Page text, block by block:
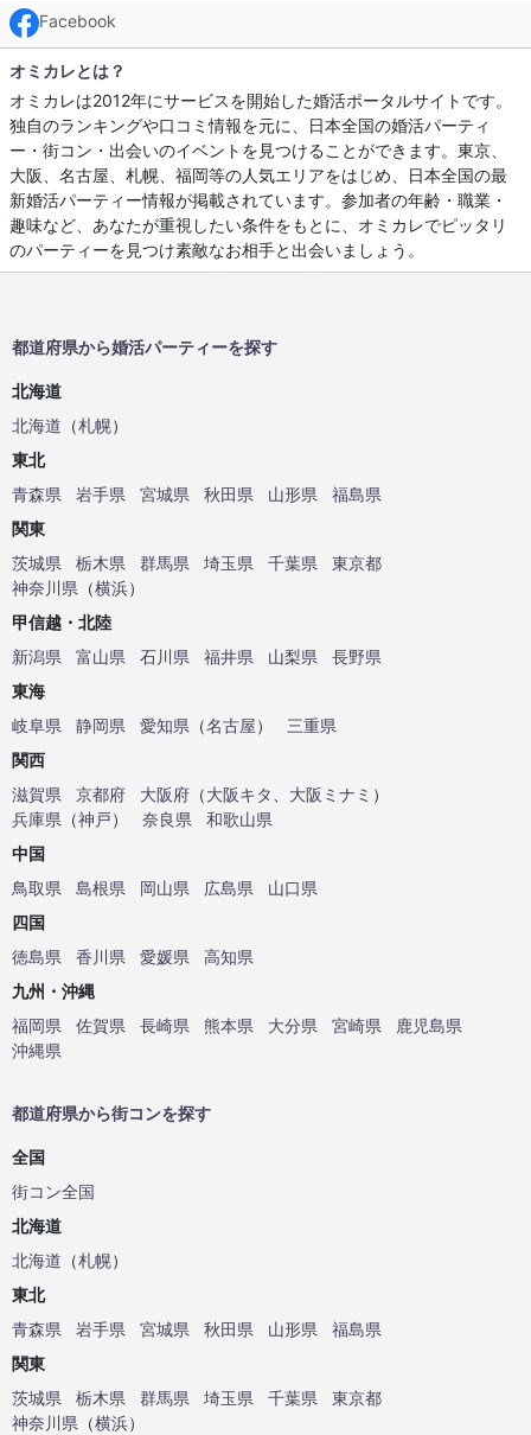
Facebook
オミカレとは？
オミカレは2012年にサービスを開始した婚活ポータルサイトです。
独自のランキングや口コミ情報を元に、日本全国の婚活パーティ
ー・街コン・出会いのイベントを見つけることができます。東京、
大阪、名古屋、札幌、福岡等の人気エリアをはじめ、日本全国の最
新婚活パーティー情報が掲載されています。参加者の年齢・職業・
趣味など、あなたが重視したい条件をもとに、オミカレでピッタリ
のパーティーを見つけ素敵なお相手と出会いましょう。
都道府県から婚活パーティーを探す
北海道
北海道 （札幌）
東北
青森県
岩手県 宮城県 秋田県 山形県
福島県
関東
茨城県
栃木県 群馬県 埼玉県 千葉県
東京都
神奈川県 （横浜）
甲信越・北陸
新潟県
富山県 石川県 福井県 山梨県
長野県
東海
岐阜県
静岡県 愛知県 （名古屋）
三重県
関西
滋賀県
京都府 大阪府 （大阪キタ 大阪ミナミ ）
兵庫県 （神戸） 奈良県
和歌山県
中国
鳥取県
島根県 岡山県 広島県
山口県
四国
徳島県
香川県 愛媛県
高知県
九州・沖縄
福岡県
佐賀県 長崎県 熊本県 大分県 宮崎県
鹿児島県
沖縄県
都道府県から街コンを探す
全国
街コン全国
北海道
北海道 （札幌）
東北
青森県
岩手県 宮城県 秋田県 山形県
福島県
関東
茨城県
栃木県 群馬県 埼玉県 千葉県
東京都
神奈川県 （横浜）